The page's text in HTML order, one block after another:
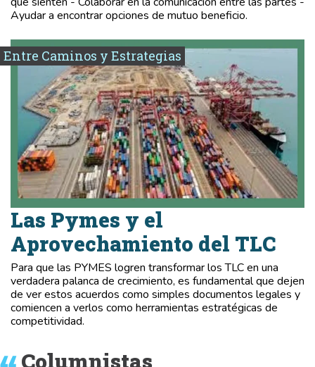
Ayudar a encontrar opciones de mutuo beneficio.
Entre Caminos y Estrategias
Las Pymes y el
Aprovechamiento del TLC
Para que las PYMES logren transformar los TLC en una
verdadera palanca de crecimiento, es fundamental que dejen
de ver estos acuerdos como simples documentos legales y
comiencen a verlos como herramientas estratégicas de
competitividad.
Columnistas